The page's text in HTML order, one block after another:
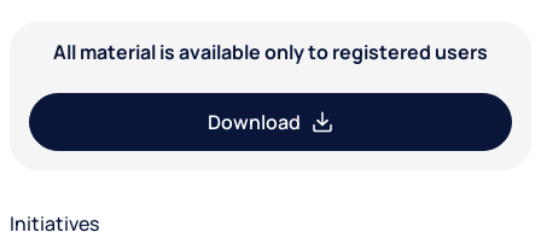
All material is available only to registered users
Download
Initiatives